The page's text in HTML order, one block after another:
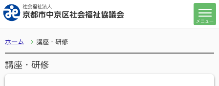
社会福祉法人
京都市中京区社会福祉協議会
メニュー
ホーム 講座・研修
講座・研修